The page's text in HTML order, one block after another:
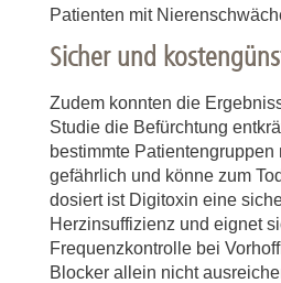
Patienten mit
Sicher und
Zudem konnten die
Studie die Befürchtung
bestimmte
gefährlich und könne zum
dosiert ist Digitoxin eine
Herzinsuffizienz und eignet
Frequenzkontrolle bei
Blocker allein nicht